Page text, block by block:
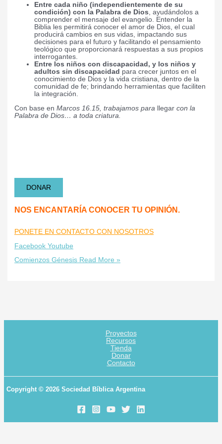
Entre cada niño (independientemente de su
condición) con la Palabra de Dios , ayudándolos a
comprender el mensaje del evangelio. Entender la
Biblia les permitirá conocer el amor de Dios, el cual
producirá cambios en sus vidas, impactando sus
decisiones para el futuro y facilitando el pensamiento
teológico que proporcionará respuestas a sus propios
interrogantes.
Entre los niños con discapacidad, y los niños y
adultos sin discapacidad para crecer juntos en el
conocimiento de Dios y la vida cristiana, dentro de la
comunidad de fe; brindando herramientas que faciliten
la integración.
Con base enMarcos 16.15, trabajamos para llegar con la
Palabra de Dios… a toda criatura.
DONAR
NOS ENCANTARÍA CONOCER TU OPINIÓN.
PONETE EN CONTACTO CON NOSOTROS
Facebook Youtube
Comienzos Génesis Read More »
Proyectos
Recursos
Tienda
Donar
Contacto
Copyright © 2026 Sociedad Bíblica Argentina